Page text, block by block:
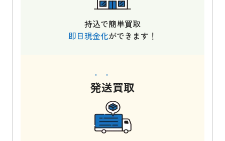
持込で簡単買取
即日現金化ができます！
発送買取